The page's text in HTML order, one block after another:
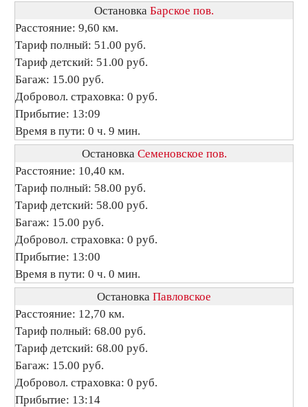
Остановка Барское пов.
Расстояние: 9,60 км.
Тариф полный: 51.00 руб.
Тариф детский: 51.00 руб.
Багаж: 15.00 руб.
Добровол. страховка: 0 руб.
Прибытие: 13:09
Время в пути: 0 ч. 9 мин.
Остановка Семеновское пов.
Расстояние: 10,40 км.
Тариф полный: 58.00 руб.
Тариф детский: 58.00 руб.
Багаж: 15.00 руб.
Добровол. страховка: 0 руб.
Прибытие: 13:00
Время в пути: 0 ч. 0 мин.
Остановка Павловское
Расстояние: 12,70 км.
Тариф полный: 68.00 руб.
Тариф детский: 68.00 руб.
Багаж: 15.00 руб.
Добровол. страховка: 0 руб.
Прибытие: 13:14